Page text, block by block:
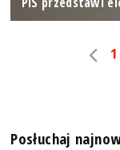
1
Posłuchaj